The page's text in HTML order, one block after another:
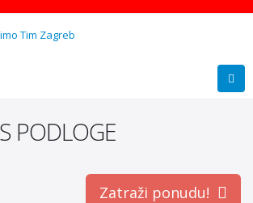
PODLOGE
Zatraži ponudu!